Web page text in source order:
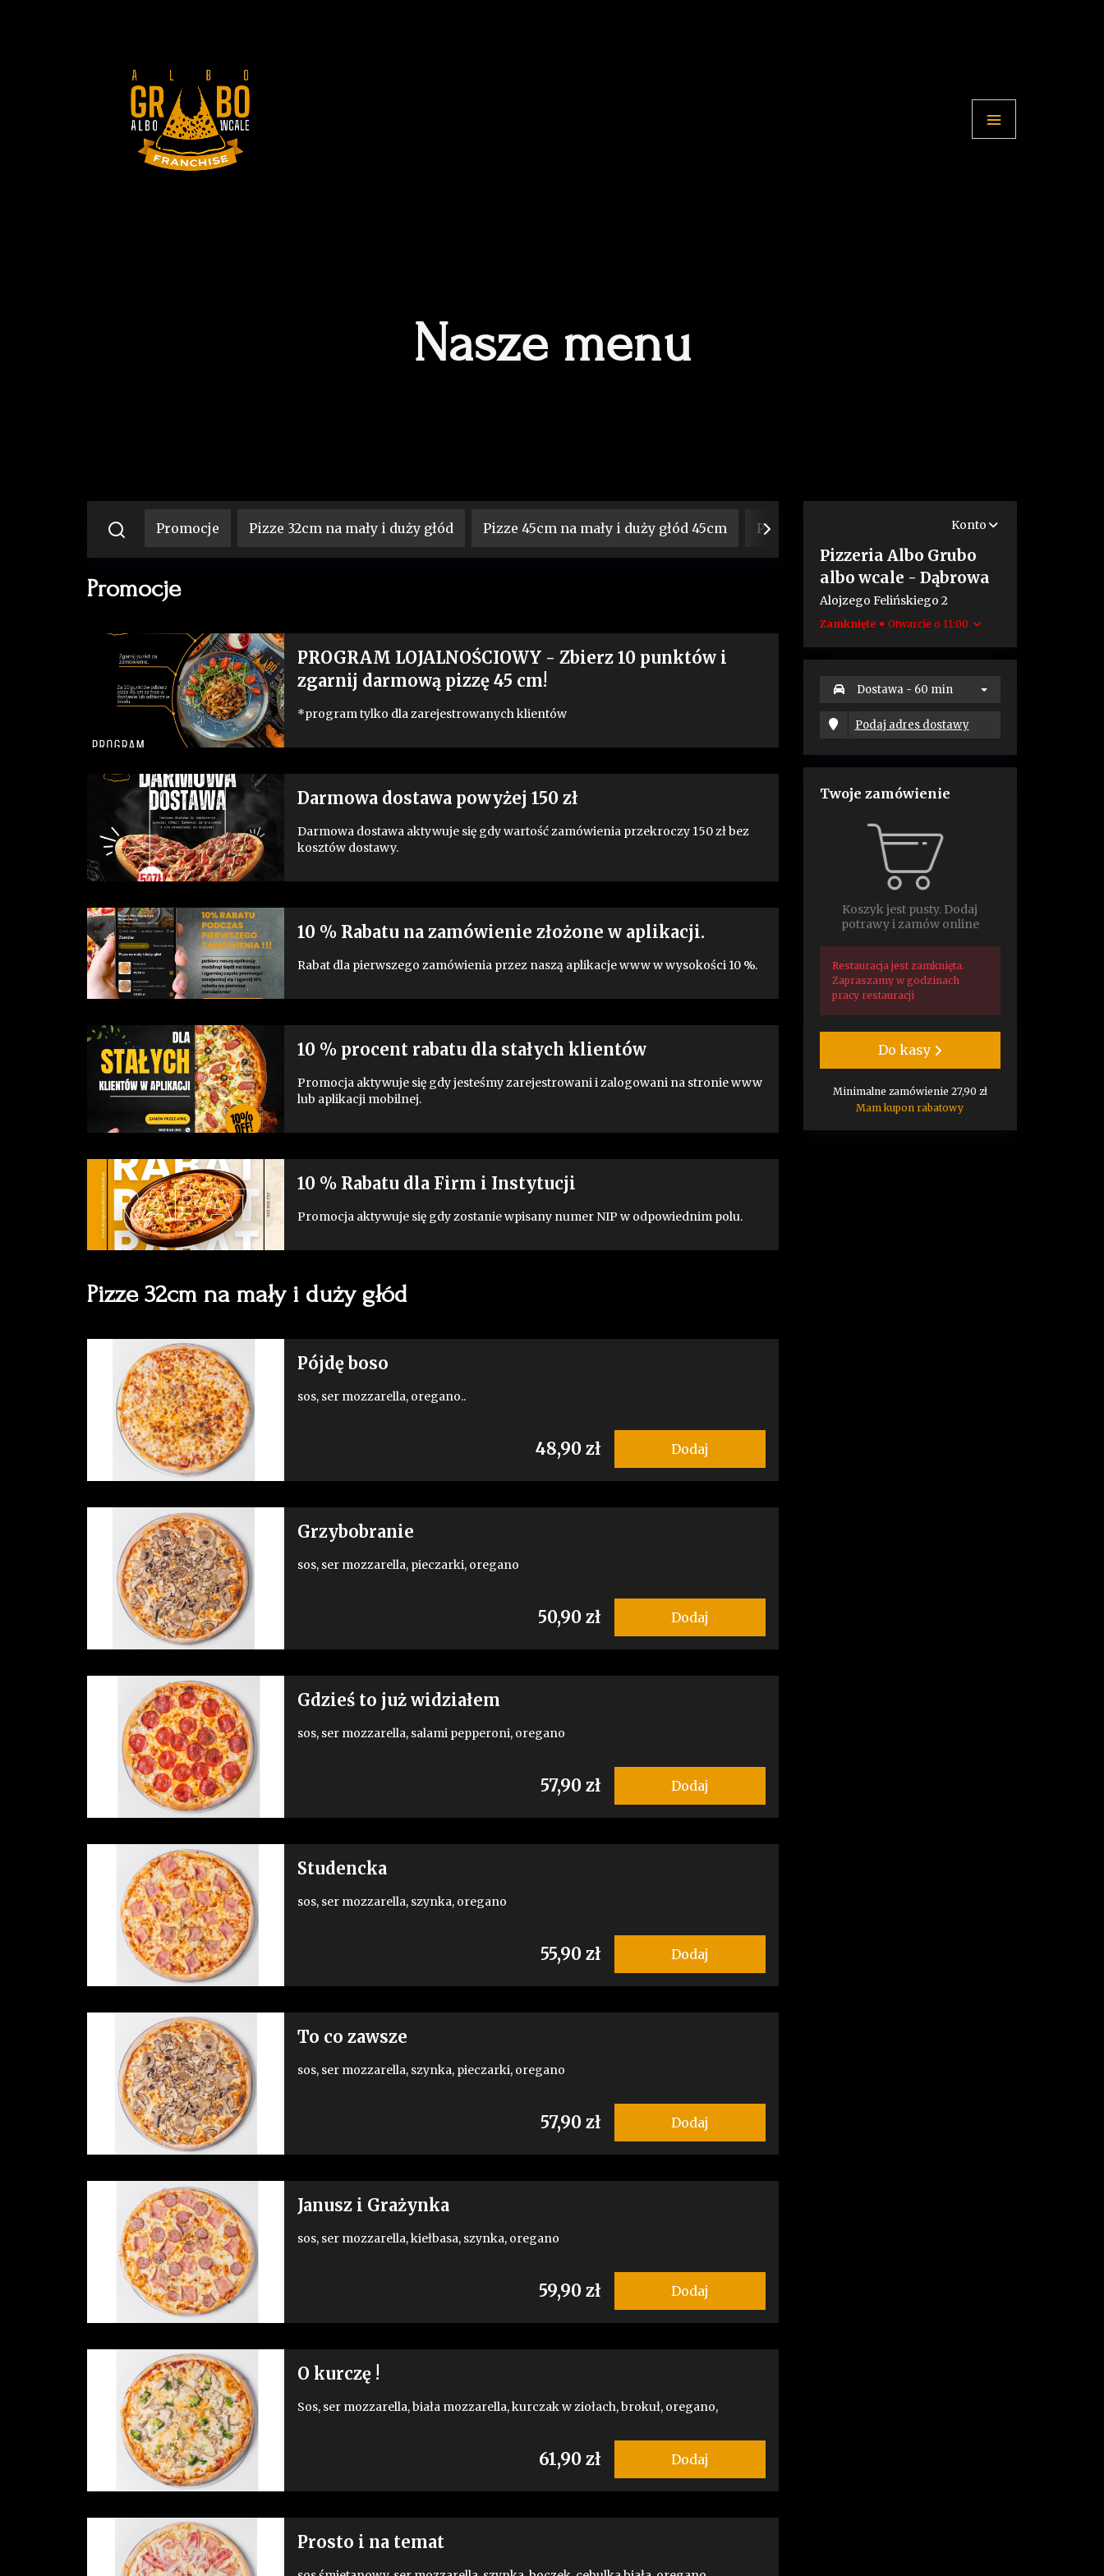
Nasze menu
Promocje Pizze 32cm na mały i duży głód Pizze 45cm na mały i duży głód 45cm Pizze 60cm na mały i duży głód 60cm
Promocje
PROGRAM LOJALNOŚCIOWY - Zbierz 10 punktów i
zgarnij darmową pizzę 45 cm!
*program tylko dla zarejestrowanych klientów
Darmowa dostawa powyżej 150 zł
Darmowa dostawa aktywuje się gdy wartość zamówienia przekroczy 150 zł bez
kosztów dostawy.
10 % Rabatu na zamówienie złożone w aplikacji.
Rabat dla pierwszego zamówienia przez naszą aplikacje www w wysokości 10 %.
10 % procent rabatu dla stałych klientów
Promocja aktywuje się gdy jesteśmy zarejestrowani i zalogowani na stronie www
lub aplikacji mobilnej.
10 % Rabatu dla Firm i Instytucji
Promocja aktywuje się gdy zostanie wpisany numer NIP w odpowiednim polu.
Pizze 32cm na mały i duży głód
Pójdę boso
sos, ser mozzarella, oregano..
48,90 zł Dodaj
Grzybobranie
sos, ser mozzarella, pieczarki, oregano
50,90 zł Dodaj
Gdzieś to już widziałem
sos, ser mozzarella, salami pepperoni, oregano
57,90 zł Dodaj
Studencka
sos, ser mozzarella, szynka, oregano
55,90 zł Dodaj
To co zawsze
sos, ser mozzarella, szynka, pieczarki, oregano
57,90 zł Dodaj
Janusz i Grażynka
sos, ser mozzarella, kiełbasa, szynka, oregano
59,90 zł Dodaj
O kurczę !
Sos, ser mozzarella, biała mozzarella, kurczak w ziołach, brokuł, oregano,
61,90 zł Dodaj
Prosto i na temat
Konto
Pizzeria Albo Grubo
albo wcale - Dąbrowa
Alojzego Felińskiego 2
Zamknięte Otwarcie o 11:00
Dostawa - 60 min
Podaj adres dostawy
Twoje zamówienie
Koszyk jest pusty. Dodaj
potrawy i zamów online
Restauracja jest zamknięta.
Zapraszamy w godzinach
pracy restauracji
Do kasy
Minimalne zamówienie 27,90 zł
Mam kupon rabatowy